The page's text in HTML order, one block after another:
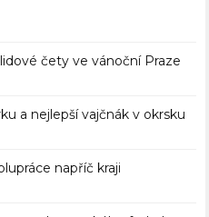
čety ve vánoční Praze
a nejlepší vajčnák v okrsku
napříč kraji